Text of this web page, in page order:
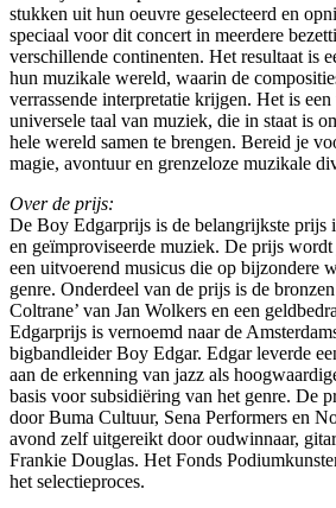
stukken uit hun oeuvre geselecteerd en
speciaal voor dit concert in meerdere
verschillende continenten. Het resultaat is
hun muzikale wereld, waarin de
verrassende interpretatie krijgen. Het is
universele taal van muziek, die in staat is
hele wereld samen te brengen. Bereid je
magie, avontuur en grenzeloze muzikale
Over de prijs:
De Boy Edgarprijs is de belangrijkste prijs
en geïmproviseerde muziek. De prijs
een uitvoerend musicus die op bijzondere
genre. Onderdeel van de prijs is de
Coltrane’ van Jan Wolkers en een
Edgarprijs is vernoemd naar de
bigbandleider Boy Edgar. Edgar leverde
aan de erkenning van jazz als
basis voor subsidiëring van het genre. De
door Buma Cultuur, Sena Performers en
avond zelf uitgereikt door oudwinnaar,
Frankie Douglas. Het Fonds
het selectieproces.